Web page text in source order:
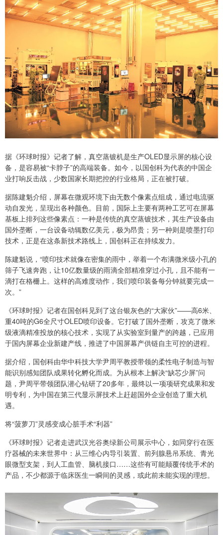
据《环球时报》记者了解，真空蒸镀机是生产OLED显示屏的核心设
备，是容易被“卡脖子”的高端装备。如今，以国创科为代表的中国企
业打响反击战，少数国家长期把控的行业格局，正在被打破。
据陈建魁介绍，屏幕在微观环境下由无数个像素点组成，通过电流驱
动自发光，呈现出各种颜色。目前，国际上主要有两种工艺可在屏幕
基板上排列这些像素点：一种是传统的真空蒸镀技术，其生产设备由
国外垄断，一台设备动辄数亿美元，极为昂贵；另一种则是喷墨打印
技术，正是在这条新技术路线上，国创科正在持续发力。
陈建魁说，“喷印技术就像在密集的雨中，举着一个布满微米级小孔的
筛子飞速奔跑，让10亿数量级的雨滴全部精准穿过小孔，且不能有一
滴打在格栅上。这样的高难度动作，我们喷印装备每分钟就要完成一
次。”
《环球时报》记者在国创科见到了这台银灰色的“大家伙”——高6米、
重40吨的G6全尺寸OLED喷印设备。它打破了国外垄断，攻克了微米
级液滴精准投放的核心技术，实现了从实验室到量产的跨越，已应用
于国内屏幕企业新建产线，推进了中国屏幕产供链自主可控的进程。
据介绍，国创科由华中科技大学尹周平教授带领的柔性电子制造与智
能识别感知团队成果转化孵化而成。为从根本上解决“缺芯少屏”问
题，尹周平带领团队潜心钻研了20多年，最终以一项项研究成果和发
明专利，为中国在第三代显示屏技术上赶超国外企业创造了重大机
遇。
将“菠萝刀”灵感变成心脏手术“利器”
《环球时报》记者走进武汉光谷奥绿新公司展示中心，如同穿行在医
疗器械的未来世界中：从三维心内导引装置、前列腺悬吊系统、青光
眼微型支架，到人工血管、脑机接口……这些有可能颠覆传统手术的
产品，不少都源于临床医生一瞬间的灵感，或此前未能实现的理想。